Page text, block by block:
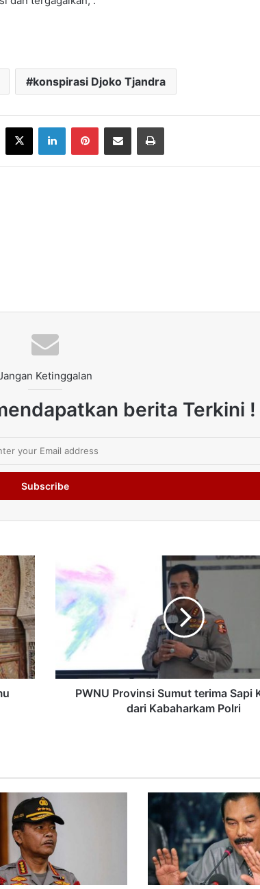
konspirasi Djoko Tjandra
Facebook
X LinkedInPinterestShare via Email Print
Ketinggalan
berita Terkini !
PWNU Provinsi Sumut terima Sapi
dari Kabaharkam Polri